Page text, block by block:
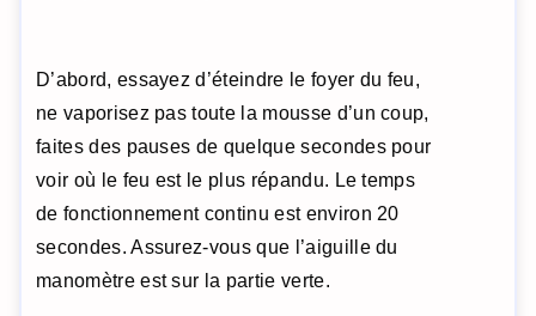
D’abord, essayez d’éteindre le foyer du feu,
ne vaporisez pas toute la mousse d’un coup,
faites des pauses de quelque secondes pour
voir où le feu est le plus répandu. Le temps
de fonctionnement continu est environ 20
secondes. Assurez-vous que l’aiguille du
manomètre est sur la partie verte.